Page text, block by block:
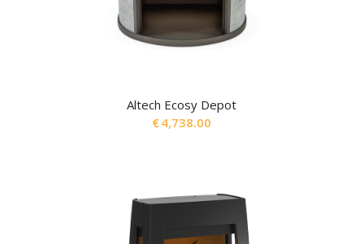
Altech Ecosy Depot
€4,738.00